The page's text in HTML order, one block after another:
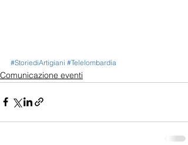
#StoriediArtigiani #Telelombardia
Comunicazione eventi